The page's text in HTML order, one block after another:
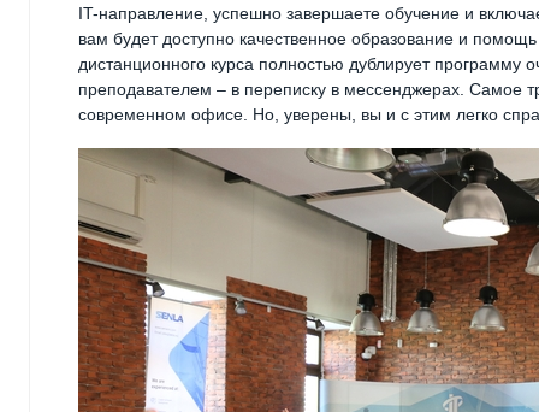
IT-направление, успешно завершаете обучение и
вам будет доступно качественное образование и
дистанционного курса полностью дублирует
преподавателем – в переписку в мессенджерах. Самое
современном офисе. Но, уверены, вы и с этим легко